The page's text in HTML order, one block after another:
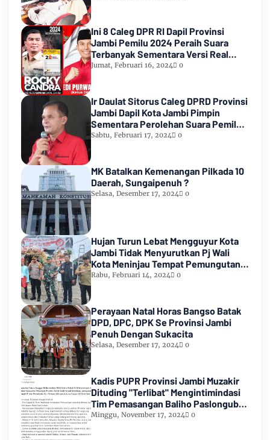
Ini 8 Caleg DPR RI Dapil Provinsi
Jambi Pemilu 2024 Peraih Suara
Terbanyak Sementara Versi Real
Count KPU RI
Jumat, Februari 16, 2024 0
Ir Daulat Sitorus Caleg DPRD Provinsi
Jambi Dapil Kota Jambi Pimpin
Sementara Perolehan Suara Pemilu
2024
Sabtu, Februari 17, 2024 0
MK Batalkan Kemenangan Pilkada 10
Daerah, Sungaipenuh ?
Selasa, Desember 17, 2024 0
Hujan Turun Lebat Mengguyur Kota
Jambi Tidak Menyurutkan Pj Wali
Kota Meninjau Tempat Pemungutan
Suara Pemilu 2024
Rabu, Februari 14, 2024 0
Perayaan Natal Horas Bangso Batak
DPD, DPC, DPK Se Provinsi Jambi
Penuh Dengan Sukacita
Selasa, Desember 17, 2024 0
Kadis PUPR Provinsi Jambi Muzakir
Dituding "Terlibat" Mengintimindasi
Tim Pemasangan Baliho Paslongub
Romi-Sudirman
Minggu, November 17, 2024 0